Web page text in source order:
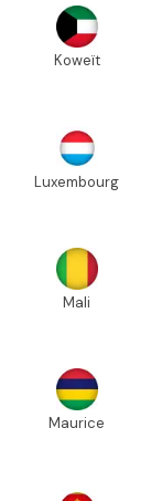
Koweït
Luxembourg
Mali
Maurice